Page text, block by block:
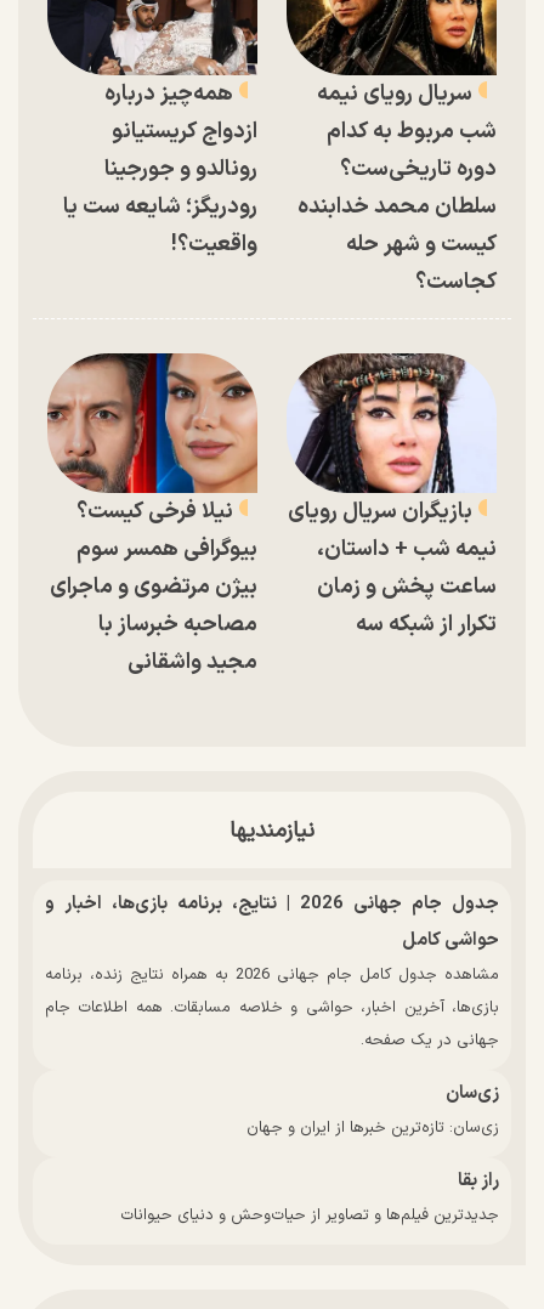
سریال رویای نیمه
شب مربوط به کدام
دوره تاریخی‌ست؟
سلطان محمد خدابنده
کیست و شهر حله
کجاست؟
همه‌چیز درباره
ازدواج کریستیانو
رونالدو و جورجینا
رودریگز؛ شایعه ست یا
واقعیت؟!
بازیگران سریال رویای
نیمه شب + داستان،
ساعت پخش و زمان
تکرار از شبکه سه
نیلا فرخی کیست؟
بیوگرافی همسر سوم
بیژن مرتضوی و ماجرای
مصاحبه خبرساز با
مجید واشقانی
نیازمندیها
جدول جام جهانی 2026 | نتایج، برنامه بازی‌ها، اخبار و
حواشی کامل
مشاهده جدول کامل جام جهانی 2026 به همراه نتایج زنده، برنامه
بازی‌ها، آخرین اخبار، حواشی و خلاصه مسابقات. همه اطلاعات جام
جهانی در یک صفحه.
زی‌سان
زی‌سان: تازه‌ترین خبرها از ایران و جهان
راز بقا
جدیدترین فیلم‌ها و تصاویر از حیات‌وحش و دنیای حیوانات